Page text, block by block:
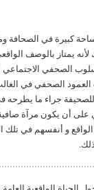
كبيرة في الصحافة
يمتاز بالوصف
الصحفي
الصحفي في
للصحيفة جراء ما
أن يكون مرآة صافية
و أنفسهم في تلك